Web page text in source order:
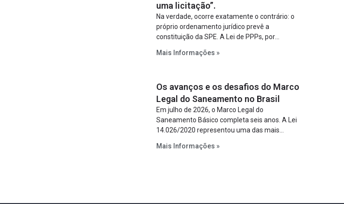
uma licitação”.
Na verdade, ocorre exatamente o contrário: o
próprio ordenamento jurídico prevê a
constituição da SPE. A Lei de PPPs, por
constitua uma SPE para implantar e gerir o
Lei de Concessões, a figura é facultativa e
sujeita a uma escolha racional de projeto a
projeto.
Mais Informações »
Os avanços e os desafios do Marco
Legal do Saneamento no Brasil
Em julho de 2026, o Marco Legal do
Saneamento Básico completa seis anos. A Lei
14.026/2020 representou uma das mais
estabelecer metas claras para a
mecanismos voltados à segurança jurídica dos
Mais Informações »